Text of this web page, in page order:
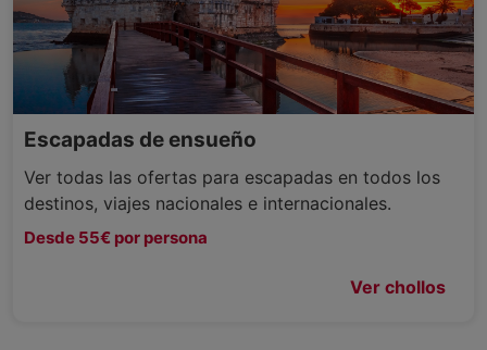
Escapadas de ensueño
Ver todas las ofertas para escapadas en todos los
destinos, viajes nacionales e internacionales.
Desde 55€ por persona
Ver chollos